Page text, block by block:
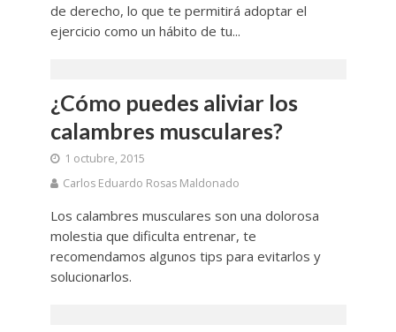
de derecho, lo que te permitirá adoptar el
ejercicio como un hábito de tu...
¿Cómo puedes aliviar los
calambres musculares?
1 octubre, 2015
Carlos Eduardo Rosas Maldonado
Los calambres musculares son una dolorosa
molestia que dificulta entrenar, te
recomendamos algunos tips para evitarlos y
solucionarlos.